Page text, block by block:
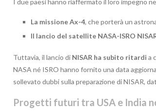
La missione Ax-4, che porterà un
Il lancio del satellite NASA-ISRO
Tuttavia, il lancio di NISAR ha subito ritardi a
NASA né ISRO hanno fornito una data
sollevato dubbi sulla preparazione di NISAR,
Progetti futuri tra USA e India